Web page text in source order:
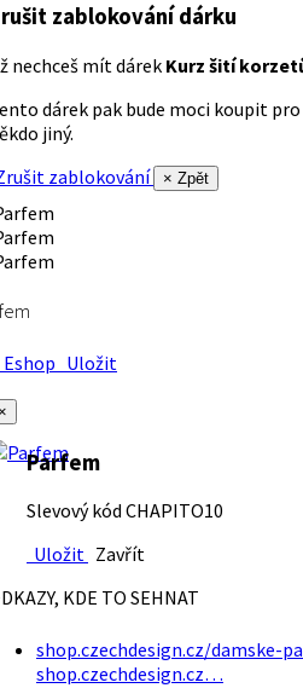
zablokování dárku
nechceš mít dárek Kurz šití
dárek pak bude moci koupit pro
jiný.
zablokování
× Zpět
Uložit
Parfem
Slevový kód CHAPITO10
Uložit Zavřít
KDE TO SEHNAT
shop.czechdesign.cz/damske-
shop.czechdesign.cz…